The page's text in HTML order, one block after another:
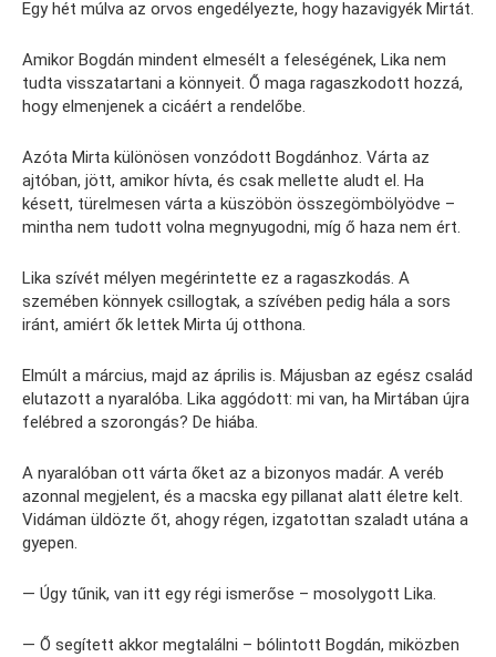
Egy hét múlva az orvos engedélyezte, hogy hazavigyék Mirtát.
Amikor Bogdán mindent elmesélt a feleségének, Lika nem
tudta visszatartani a könnyeit. Ő maga ragaszkodott hozzá,
hogy elmenjenek a cicáért a rendelőbe.
Azóta Mirta különösen vonzódott Bogdánhoz. Várta az
ajtóban, jött, amikor hívta, és csak mellette aludt el. Ha
késett, türelmesen várta a küszöbön összegömbölyödve –
mintha nem tudott volna megnyugodni, míg ő haza nem ért.
Lika szívét mélyen megérintette ez a ragaszkodás. A
szemében könnyek csillogtak, a szívében pedig hála a sors
iránt, amiért ők lettek Mirta új otthona.
Elmúlt a március, majd az április is. Májusban az egész család
elutazott a nyaralóba. Lika aggódott: mi van, ha Mirtában újra
felébred a szorongás? De hiába.
A nyaralóban ott várta őket az a bizonyos madár. A veréb
azonnal megjelent, és a macska egy pillanat alatt életre kelt.
Vidáman üldözte őt, ahogy régen, izgatottan szaladt utána a
gyepen.
— Úgy tűnik, van itt egy régi ismerőse – mosolygott Lika.
— Ő segített akkor megtalálni – bólintott Bogdán, miközben